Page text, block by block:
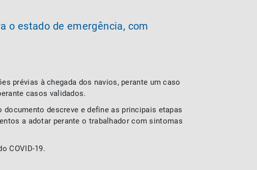
o estado de emergência, com
prévias à chegada dos navios, perante um caso
casos validados.
descreve e define as principais etapas
a adotar perante o trabalhador com sintomas
COVID-19.